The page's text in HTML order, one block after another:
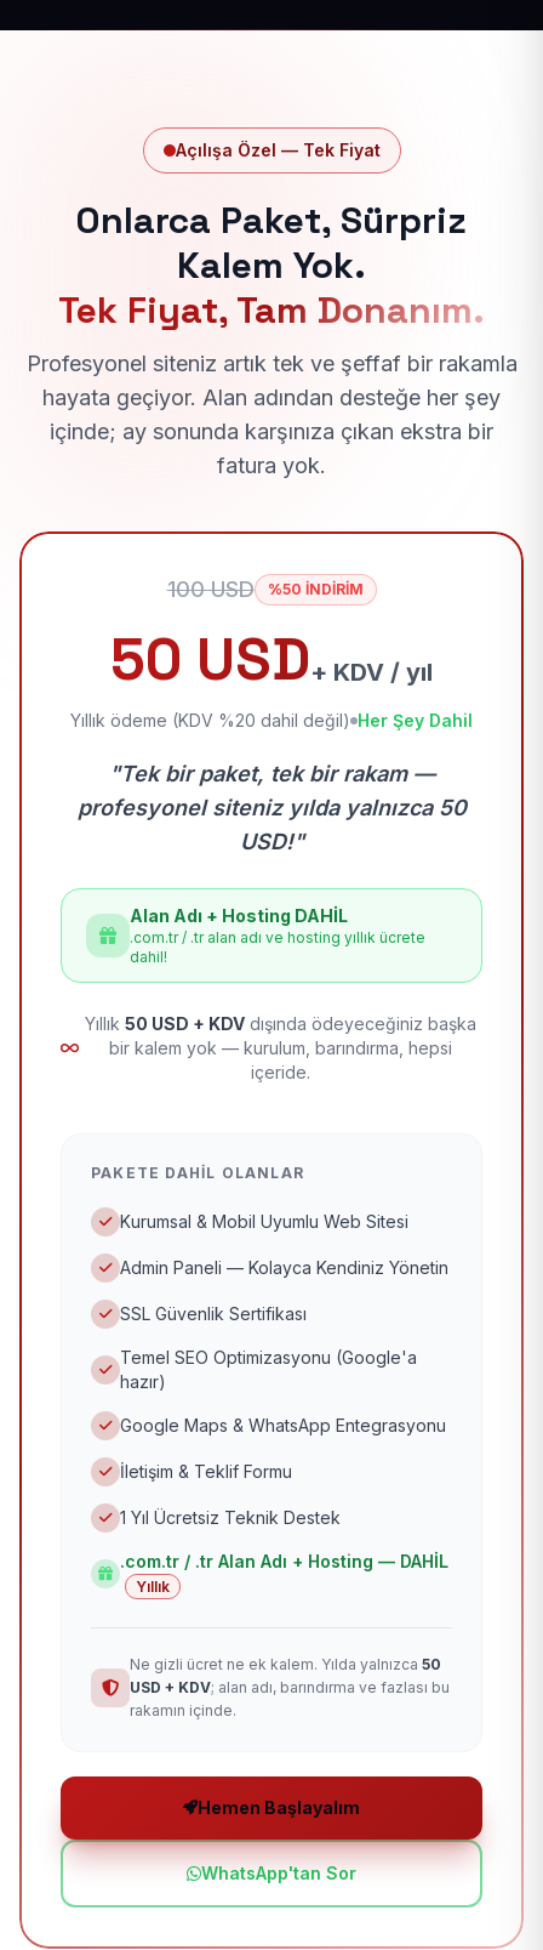
Açılışa Özel — Tek Fiyat
Onlarca Paket, Sürpriz
Kalem Yok.
Tek Fiyat, Tam Donanım.
Profesyonel siteniz artık tek ve şeffaf bir rakamla
hayata geçiyor. Alan adından desteğe her şey
içinde; ay sonunda karşınıza çıkan ekstra bir
fatura yok.
100 USD %50 İNDİRİM
50 USD+ KDV / yıl
Yıllık ödeme (KDV %20 dahil değil) Her Şey Dahil
"Tek bir paket, tek bir rakam —
profesyonel siteniz yılda yalnızca 50
USD!"
Alan Adı + Hosting DAHİL
.com.tr / .tr alan adı ve hosting yıllık ücrete
dahil!
Yıllık 50 USD + KDV dışında ödeyeceğiniz başka
bir kalem yok — kurulum, barındırma, hepsi
içeride.
PAKETE DAHIL OLANLAR
Kurumsal & Mobil Uyumlu Web Sitesi
Admin Paneli — Kolayca Kendiniz Yönetin
SSL Güvenlik Sertifikası
Temel SEO Optimizasyonu (Google'a
hazır)
Google Maps & WhatsApp Entegrasyonu
İletişim & Teklif Formu
1 Yıl Ücretsiz Teknik Destek
.com.tr / .tr Alan Adı + Hosting — DAHİL
Yıllık
Ne gizli ücret ne ek kalem. Yılda yalnızca 50
USD + KDV; alan adı, barındırma ve fazlası bu
rakamın içinde.
Hemen Başlayalım
WhatsApp'tan Sor